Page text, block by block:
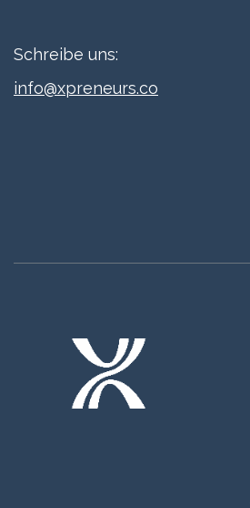
Schreibe uns:
info@xpreneurs.co